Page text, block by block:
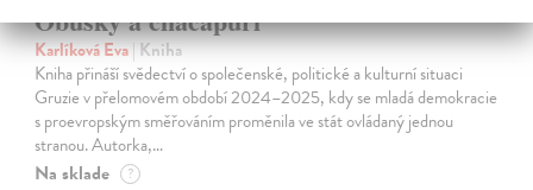
Obušky a chačapuri
Karlíková Eva| Kniha
Kniha přináší svědectví o společenské, politické a kulturní situaci
Gruzie v přelomovém období 2024–2025, kdy se mladá demokracie
s proevropským směřováním proměnila ve stát ovládaný jednou
stranou. Autorka,…
Na sklade ?